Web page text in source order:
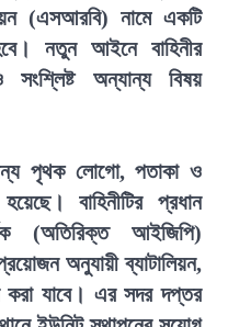
(এসআরবি) নামে একটি
নতুন আইনে বাহিনীর
সংশ্লিষ্ট অন্যান্য বিষয়
পৃথক লোগো, পতাকা ও
বাহিনীটির প্রধান
(অতিরিক্ত আইজিপি)
অনুযায়ী ব্যাটালিয়ন,
যাবে। এর সদর দপ্তর